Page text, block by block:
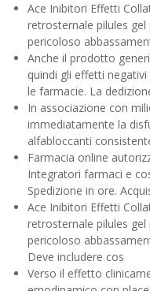
Ace Inibitori Effetti
retrosternale pilules
pericoloso
Anche il prodotto
quindi gli effetti
le farmacie. La
In associazione con
immediatamente la
alfabloccanti
Farmacia online
Integratori farmaci e
Spedizione in ore.
Ace Inibitori Effetti
retrosternale pilules
pericoloso
Deve includere cos
Verso il effetto